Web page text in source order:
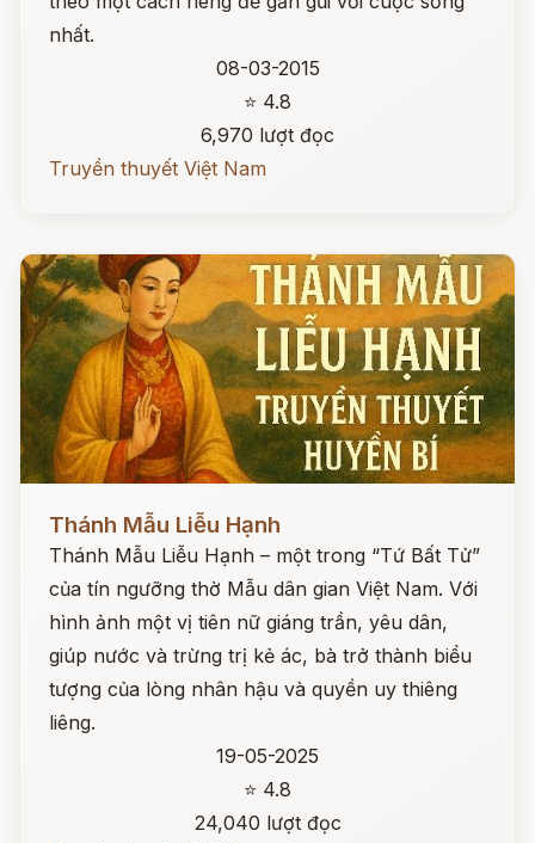
nhất.
08-03-2015
⭐ 4.8
6,970 lượt đọc
Truyền thuyết Việt Nam
Thánh Mẫu Liễu Hạnh
Thánh Mẫu Liễu Hạnh – một trong “Tứ Bất Tử”
của tín ngưỡng thờ Mẫu dân gian Việt Nam. Với
hình ảnh một vị tiên nữ giáng trần, yêu dân,
giúp nước và trừng trị kẻ ác, bà trở thành biểu
tượng của lòng nhân hậu và quyền uy thiêng
liêng.
19-05-2025
⭐ 4.8
24,040 lượt đọc